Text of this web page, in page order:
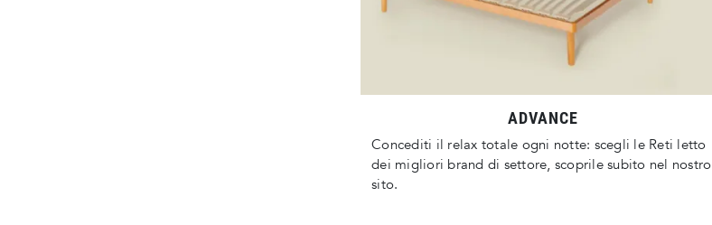
ADVANCE
Concediti il relax totale ogni notte: scegli le Reti letto
dei migliori brand di settore, scoprile subito nel nostro
sito.